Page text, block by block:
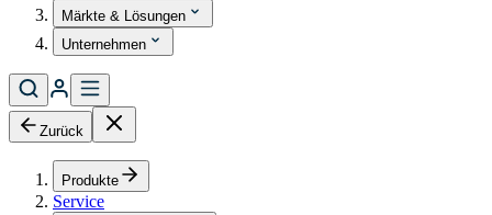
Märkte & Lösungen
Unternehmen
Zurück
Produkte
Service